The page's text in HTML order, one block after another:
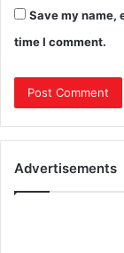
Save my name,
time I comment.
Advertisements